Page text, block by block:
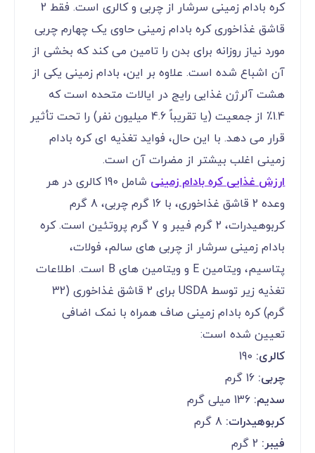
کره بادام زمینی سرشار از چربی و کالری است. فقط 2
قاشق غذاخوری کره بادام زمینی حاوی یک چهارم چربی
مورد نیاز روزانه برای بدن را تامین می کند که بخشی از
آن اشباع شده است. علاوه بر این، بادام زمینی یکی از
هشت آلرژن غذایی رایج در ایالات متحده است که
1.4٪ از جمعیت (یا تقریباً 4.6 میلیون نفر) را تحت تأثیر
قرار می دهد. با این حال، فواید تغذیه ای کره بادام
زمینی اغلب بیشتر از مضرات آن است.
ارزش غذایی کره بادام زمینی
شامل 190 کالری در هر
وعده 2 قاشق غذاخوری، با 16 گرم چربی، 8 گرم
کربوهیدرات، 2 گرم فیبر و 7 گرم پروتئین است. کره
بادام زمینی سرشار از چربی های سالم، فولات،
پتاسیم، ویتامین E و ویتامین های B است. اطلاعات
تغذیه زیر توسط USDA برای 2 قاشق غذاخوری (32
گرم) کره بادام زمینی صاف همراه با نمک اضافی
تعیین شده است:
کالری: 190
چربی: 16 گرم
سدیم: 136 میلی گرم
کربوهیدرات: 8 گرم
فیبر: 2 گرم